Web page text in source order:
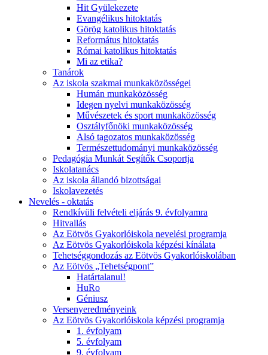
Hit Gyülekezete
Evangélikus hitoktatás
Görög katolikus hitoktatás
Református hitoktatás
Római katolikus hitoktatás
Mi az etika?
Tanárok
Az iskola szakmai munkaközösségei
Humán munkaközösség
Idegen nyelvi munkaközösség
Művészetek és sport munkaközösség
Osztályfőnöki munkaközösség
Alsó tagozatos munkaközösség
Természettudományi munkaközösség
Pedagógia Munkát Segítők Csoportja
Iskolatanács
Az iskola állandó bizottságai
Iskolavezetés
Nevelés - oktatás
Rendkívüli felvételi eljárás 9. évfolyamra
Hitvallás
Az Eötvös Gyakorlóiskola nevelési programja
Az Eötvös Gyakorlóiskola képzési kínálata
Tehetséggondozás az Eötvös Gyakorlóiskolában
Az Eötvös „Tehetségpont”
Határtalanul!
HuRo
Géniusz
Versenyeredményeink
Az Eötvös Gyakorlóiskola képzési programja
1. évfolyam
5. évfolyam
9. évfolyam